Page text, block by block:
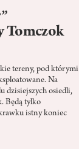
Tomczok
tereny, pod którymi
Na
dzisiejszych osiedli,
Będą tylko
istny koniec